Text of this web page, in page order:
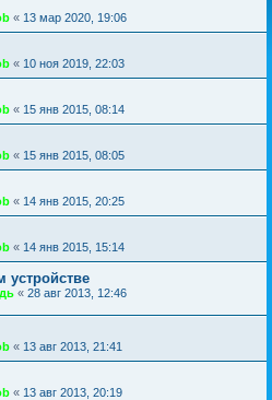
« 13 мар 2020, 19:06
« 10 ноя 2019, 22:03
« 15 янв 2015, 08:14
« 15 янв 2015, 08:05
« 14 янв 2015, 20:25
« 14 янв 2015, 15:14
устройстве
« 28 авг 2013, 12:46
« 13 авг 2013, 21:41
« 13 авг 2013, 20:19